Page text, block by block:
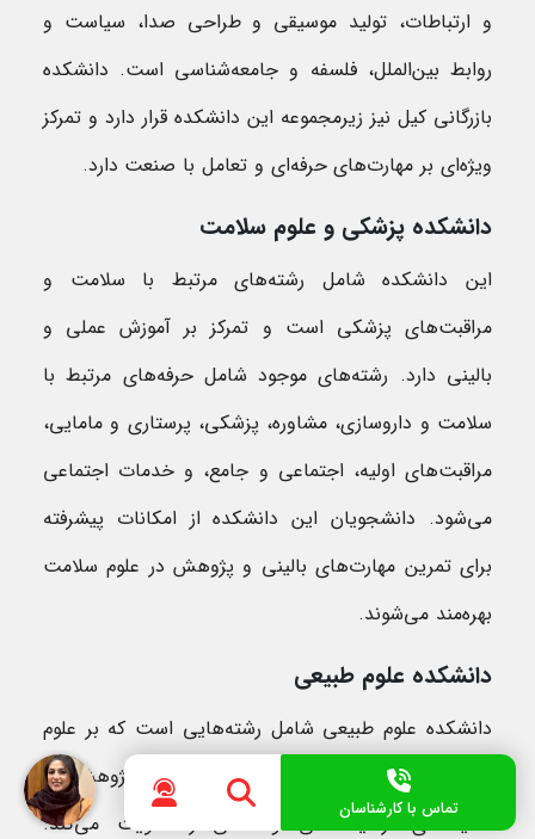
و ارتباطات، تولید موسیقی و طراحی صدا، سیاست و
روابط بین‌الملل، فلسفه و جامعه‌شناسی است. دانشکده
بازرگانی کیل نیز زیرمجموعه این دانشکده قرار دارد و تمرکز
ویژه‌ای بر مهارت‌های حرفه‌ای و تعامل با صنعت دارد.
دانشکده پزشکی و علوم سلامت
این دانشکده شامل رشته‌های مرتبط با سلامت و
مراقبت‌های پزشکی است و تمرکز بر آموزش عملی و
بالینی دارد. رشته‌های موجود شامل حرفه‌های مرتبط با
سلامت و داروسازی، مشاوره، پزشکی، پرستاری و مامایی،
مراقبت‌های اولیه، اجتماعی و جامع، و خدمات اجتماعی
می‌شود. دانشجویان این دانشکده از امکانات پیشرفته
برای تمرین مهارت‌های بالینی و پژوهش در علوم سلامت
بهره‌مند می‌شوند.
دانشکده علوم طبیعی
دانشکده علوم طبیعی شامل رشته‌هایی است که بر علوم
پایه و کاربردی تمرکز دارند و آموزش و پژوهش در
محیط‌های آزمایشگاهی و عملی را تقویت می‌کند.
تماس با کارشناسان